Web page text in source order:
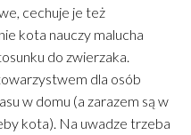
cechuje je też
kota nauczy malucha
do zwierzaka.
dla osób
w domu (a zarazem są w
kota). Na uwadze trzeba